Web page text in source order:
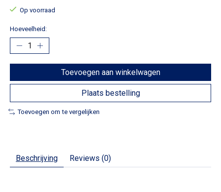
Op voorraad
Hoeveelheid:
Toevoegen aan winkelwagen
Plaats bestelling
Toevoegen om te vergelijken
Beschrijving Reviews (0)